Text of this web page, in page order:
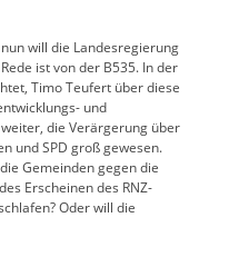
will die Landesregierung
ist von der B535. In der
Timo Teufert über diese
und
die Verärgerung über
und SPD groß gewesen.
Gemeinden gegen die
Erscheinen des RNZ-
Oder will die